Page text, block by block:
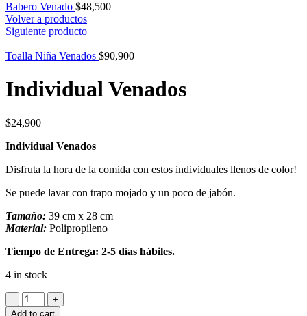
Babero Venado $48,500
Volver a productos
Siguiente producto
Toalla Niña Venados $90,900
Individual Venados
$24,900
Individual Venados
Disfruta la hora de la comida con estos individuales llenos de color!
Se puede lavar con trapo mojado y un poco de jabón.
Tamaño: 39 cm x 28 cm
Material: Polipropileno
Tiempo de Entrega: 2-5 días hábiles.
4 in stock
Individual
Venados
Add to cart